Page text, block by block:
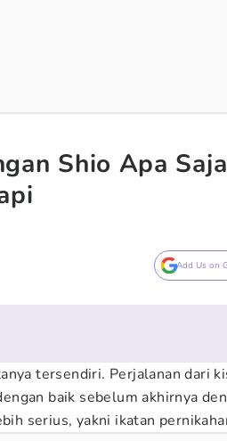
Shio Apa
Add Us on
tersendiri. Perjalanan dari
baik sebelum akhirnya
serius, yakni ikatan